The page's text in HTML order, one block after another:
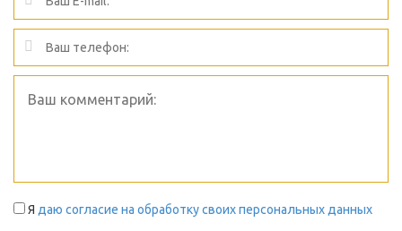
Я даю согласие на обработку своих персональных данных